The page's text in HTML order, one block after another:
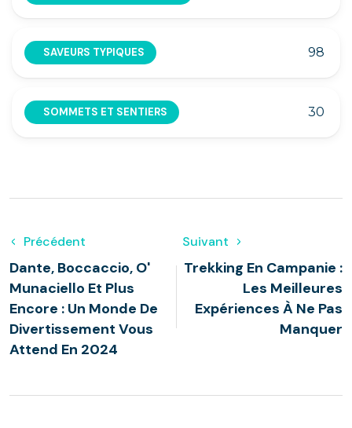
SAVEURS TYPIQUES 98
SOMMETS ET SENTIERS 30
Précédent
Dante, Boccaccio, O'
Munaciello Et Plus
Encore : Un Monde De
Divertissement Vous
Attend En 2024
Suivant
Trekking En Campanie :
Les Meilleures
Expériences À Ne Pas
Manquer